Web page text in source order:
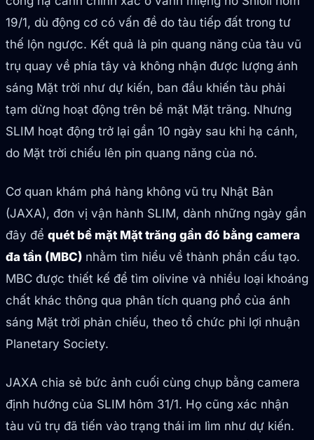
19/1, dù động cơ có vấn đề do tàu tiếp đất trong tư
thế lộn ngược. Kết quả là pin quang năng của tàu vũ
trụ quay về phía tây và không nhận được lượng ánh
sáng Mặt trời như dự kiến, ban đầu khiến tàu phải
tạm dừng hoạt động trên bề mặt Mặt trăng. Nhưng
SLIM hoạt động trở lại gần 10 ngày sau khi hạ cánh,
do Mặt trời chiếu lên pin quang năng của nó.
Cơ quan khám phá hàng không vũ trụ Nhật Bản
(JAXA), đơn vị vận hành SLIM, dành những ngày gần
đây để quét bề mặt Mặt trăng gần đó bằng camera
đa tần (MBC) nhằm tìm hiểu về thành phần cấu tạo.
MBC được thiết kế để tìm olivine và nhiều loại khoáng
chất khác thông qua phân tích quang phổ của ánh
sáng Mặt trời phản chiếu, theo tổ chức phi lợi nhuận
Planetary Society.
JAXA chia sẻ bức ảnh cuối cùng chụp bằng camera
định hướng của SLIM hôm 31/1. Họ cũng xác nhận
tàu vũ trụ đã tiến vào trạng thái im lìm như dự kiến.